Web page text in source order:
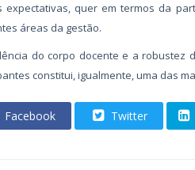
expectativas, quer em termos da
áreas da gestão.
do corpo docente e a robustez
constitui, igualmente, uma das
Facebook Twitter